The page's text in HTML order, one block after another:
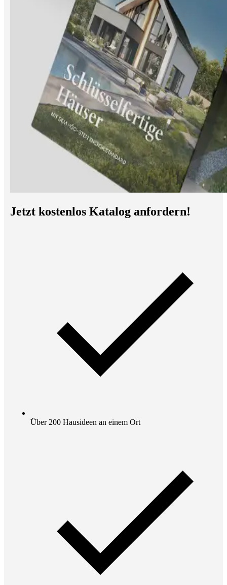
Jetzt kostenlos Katalog anfordern!
Über 200 Hausideen an einem Ort